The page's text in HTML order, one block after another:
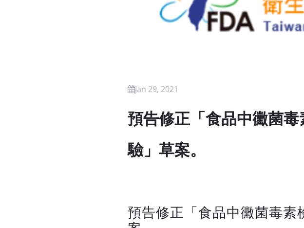
Jan 29, 2021
預告修正「食品中黴菌
驗」草案。
預告修正「食品中黴菌毒